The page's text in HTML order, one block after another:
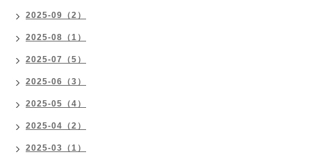
2025-09（2）
2025-08（1）
2025-07（5）
2025-06（3）
2025-05（4）
2025-04（2）
2025-03（1）